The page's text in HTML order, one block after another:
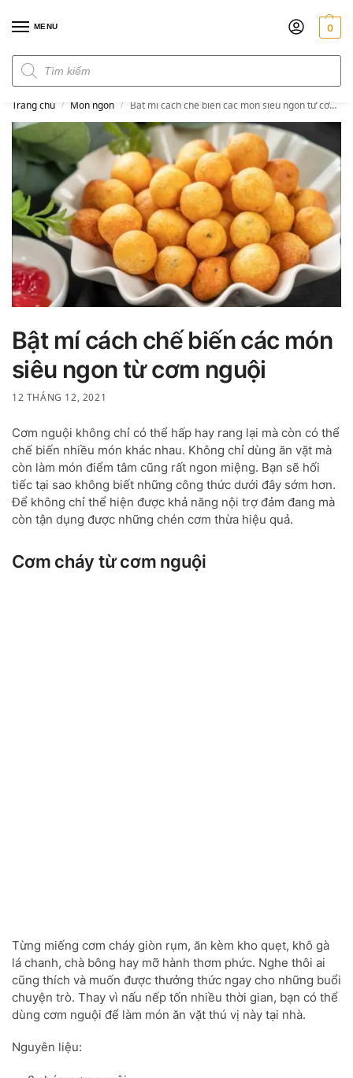
MENU 0
Trang chủ / Món ngon / Bật mí cách chế biến các món siêu ngon từ cơm nguội
Bật mí cách chế biến các món
siêu ngon từ cơm nguội
12 THÁNG 12, 2021
Cơm nguội không chỉ có thể hấp hay rang lại mà còn có thể
chế biến nhiều món khác nhau. Không chỉ dùng ăn vặt mà
còn làm món điểm tâm cũng rất ngon miệng. Bạn sẽ hối
tiếc tại sao không biết những công thức dưới đây sớm hơn.
Để không chỉ thể hiện được khả năng nội trợ đảm đang mà
còn tận dụng được những chén cơm thừa hiệu quả.
Cơm cháy từ cơm nguội
Từng miếng cơm cháy giòn rụm, ăn kèm kho quẹt, khô gà
lá chanh, chà bông hay mỡ hành thơm phức. Nghe thôi ai
cũng thích và muốn được thưởng thức ngay cho những buổi
chuyện trò. Thay vì nấu nếp tốn nhiều thời gian, bạn có thể
dùng cơm nguội để làm món ăn vặt thú vị này tại nhà.
Nguyên liệu: